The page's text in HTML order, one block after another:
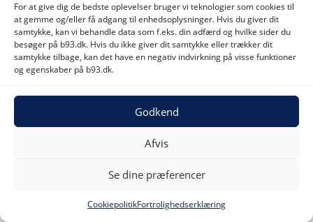
For at give dig de bedste oplevelser bruger vi teknologier som cookies til
at gemme og/eller få adgang til enhedsoplysninger. Hvis du giver dit
samtykke, kan vi behandle data som f.eks. din adfærd og hvilke sider du
besøger på b93.dk. Hvis du ikke giver dit samtykke eller trækker dit
samtykke tilbage, kan det have en negativ indvirkning på visse funktioner
og egenskaber på b93.dk.
Godkend
Afvis
Se dine præferencer
CookiepolitikFortrolighedserklæring